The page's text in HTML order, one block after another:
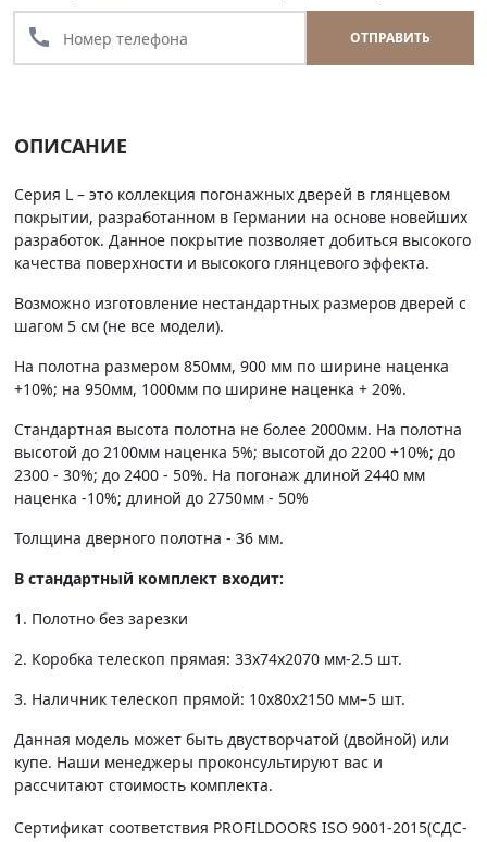
call ОТПРАВИТЬ
ОПИСАНИЕ
Серия L – это коллекция погонажных дверей в глянцевом
покрытии, разработанном в Германии на основе новейших
разработок. Данное покрытие позволяет добиться высокого
качества поверхности и высокого глянцевого эффекта.
Возможно изготовление нестандартных размеров дверей с
шагом 5 см (не все модели).
На полотна размером 850мм, 900 мм по ширине наценка
+10%; на 950мм, 1000мм по ширине наценка + 20%.
Стандартная высота полотна не более 2000мм. На полотна
высотой до 2100мм наценка 5%; высотой до 2200 +10%; до
2300 - 30%; до 2400 - 50%. На погонаж длиной 2440 мм
наценка -10%; длиной до 2750мм - 50%
Толщина дверного полотна - 36 мм.
В стандартный комплект входит:
1. Полотно без зарезки
2. Коробка телескоп прямая: 33х74х2070 мм-2.5 шт.
3. Наличник телескоп прямой: 10х80х2150 мм–5 шт.
Данная модель может быть двустворчатой (двойной) или
купе. Наши менеджеры проконсультируют вас и
рассчитают стоимость комплекта.
Сертификат соответствия PROFILDOORS ISO 9001-2015(СДС-